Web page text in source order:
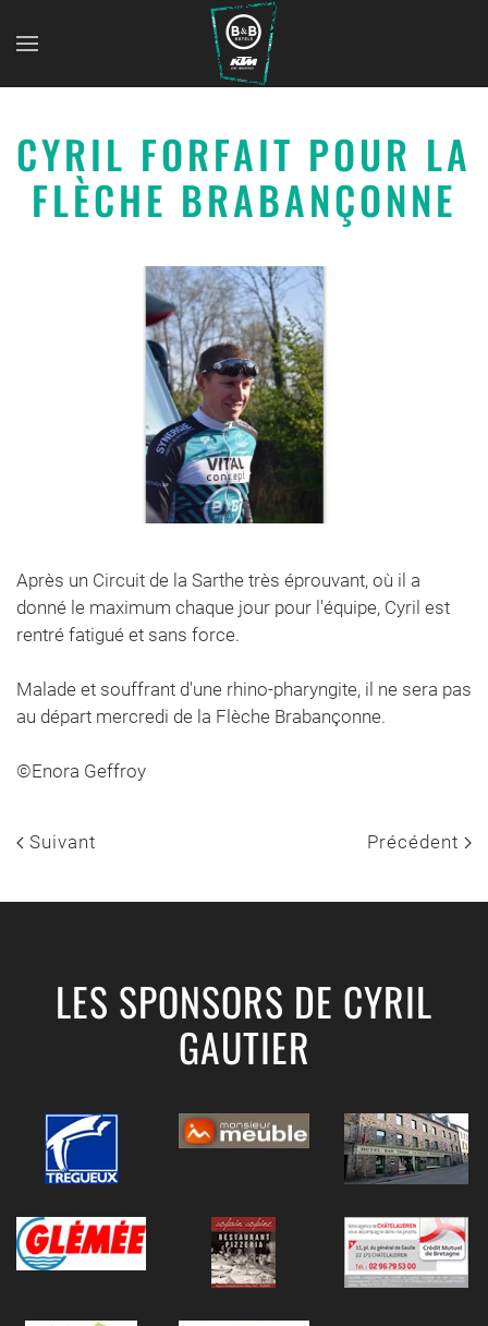
CYRIL FORFAIT POUR LA
FLÈCHE BRABANÇONNE
Après un Circuit de la Sarthe très éprouvant, où il a
donné le maximum chaque jour pour l'équipe, Cyril est
rentré fatigué et sans force.
Malade et souffrant d'une rhino-pharyngite, il ne sera pas
au départ mercredi de la Flèche Brabançonne.
©Enora Geffroy
Suivant Précédent
LES SPONSORS DE CYRIL
GAUTIER